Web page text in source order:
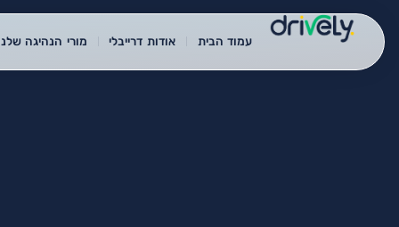
עמוד הבית אודות דרייבלי מורי הנהיגה